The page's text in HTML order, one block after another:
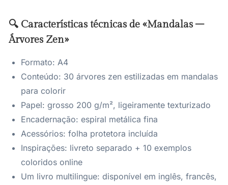
🔍 Características técnicas de «Mandalas –
Árvores Zen»
Formato: A4
Conteúdo: 30 árvores zen estilizadas em mandalas
para colorir
Papel: grosso 200 g/m², ligeiramente texturizado
Encadernação: espiral metálica fina
Acessórios: folha protetora incluída
Inspirações: livreto separado + 10 exemplos
coloridos online
Um livro multilingue: disponível em inglês, francês,